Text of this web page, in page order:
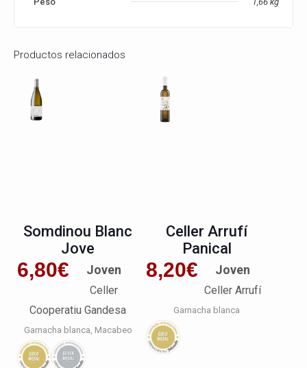
Productos relacionados
Somdinou Blanc
Jove
6,80€ Joven
Celler
Cooperatiu Gandesa
Garnacha blanca Macabeo
Celler Arrufí
Panical
8,20€ Joven
Celler Arrufí
Garnacha blanca